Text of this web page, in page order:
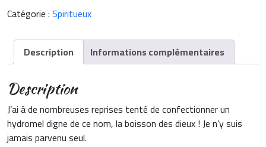
-
Hydromel
moelleux
Bouteille
de
75cl
Catégorie :Spiritueux
Description Informations complémentaires
Description
J’ai à de nombreuses reprises tenté de confectionner un
hydromel digne de ce nom, la boisson des dieux ! Je n’y suis
jamais parvenu seul.